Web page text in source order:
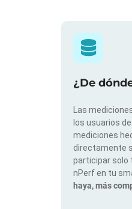
¿De
Las
los usuarios
mediciones
directamente
participar solo
nPerf en tu
haya, más